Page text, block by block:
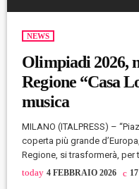
NEWS
Olimpiadi 2026,
Regione “Casa
musica
MILANO (ITALPRESS) –
coperta più grande
Regione, si trasformerà, per
Paralimpiadi invernali 2026,
riferimento per vivere in
today 4 FEBBRAIO 2026 17